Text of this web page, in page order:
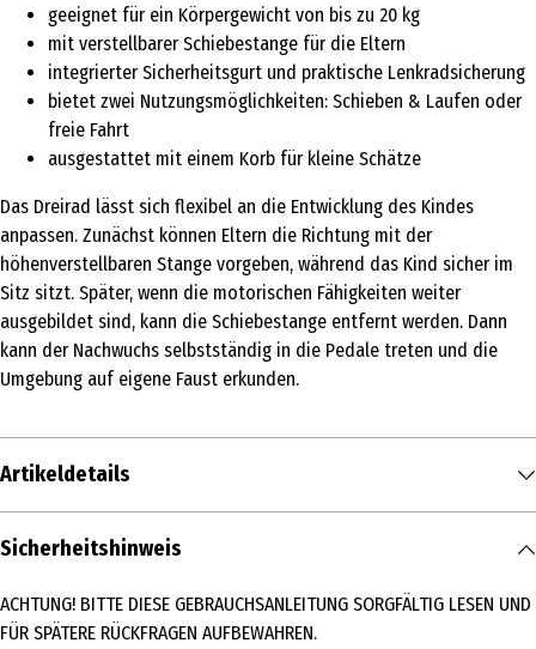
geeignet für ein Körpergewicht von bis zu 20 kg
mit verstellbarer Schiebestange für die Eltern
integrierter Sicherheitsgurt und praktische Lenkradsicherung
bietet zwei Nutzungsmöglichkeiten: Schieben & Laufen oder
freie Fahrt
ausgestattet mit einem Korb für kleine Schätze
Das Dreirad lässt sich flexibel an die Entwicklung des Kindes
anpassen. Zunächst können Eltern die Richtung mit der
höhenverstellbaren Stange vorgeben, während das Kind sicher im
Sitz sitzt. Später, wenn die motorischen Fähigkeiten weiter
ausgebildet sind, kann die Schiebestange entfernt werden. Dann
kann der Nachwuchs selbstständig in die Pedale treten und die
Umgebung auf eigene Faust erkunden.
Artikeldetails
Inhalt
Produkttyp
Sicherheitshinweis
ACHTUNG! BITTE DIESE GEBRAUCHSANLEITUNG SORGFÄLTIG LESEN UND
FÜR SPÄTERE RÜCKFRAGEN AUFBEWAHREN.